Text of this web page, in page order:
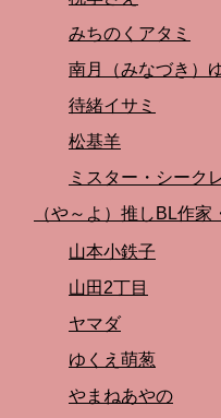
みちのくアタミ
南月（みなづき）
待緒イサミ
松基羊
ミスター・シーク
（や～よ）推しBL作
山本小鉄子
山田2丁目
ヤマダ
ゆくえ萌葱
やまねあやの